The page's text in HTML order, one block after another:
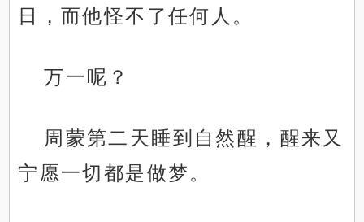
日，而他怪不了任何人。
万一呢？
周蒙第二天睡到自然醒，醒来又
宁愿一切都是做梦。